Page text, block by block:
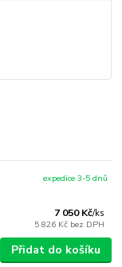
7 050 Kč/ks
5 826 Kč bez DPH
expedice 3-5 dnů
Přidat do košíku